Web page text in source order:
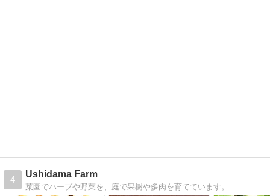
4
Ushidama Farm
菜園でハーブや野菜を、庭で果樹や多肉を育てています。